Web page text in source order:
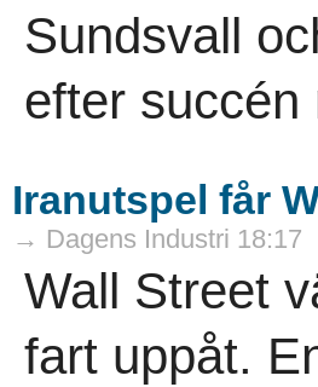
Sundsvall
efter succén
Iranutspel får
→ Dagens Industri 18:17
Wall Street
fart uppåt.